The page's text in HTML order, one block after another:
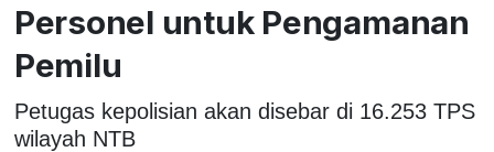
Personel untuk Pengamanan
Pemilu
Petugas kepolisian akan disebar di 16.253 TPS
wilayah NTB